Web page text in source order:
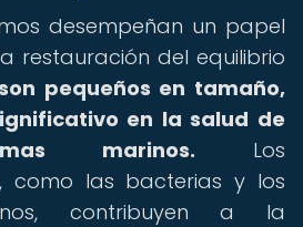
desempeñan un papel
restauración del equilibrio
pequeños en tamaño,
en la salud de
marinos. Los
como las bacterias y los
contribuyen a la